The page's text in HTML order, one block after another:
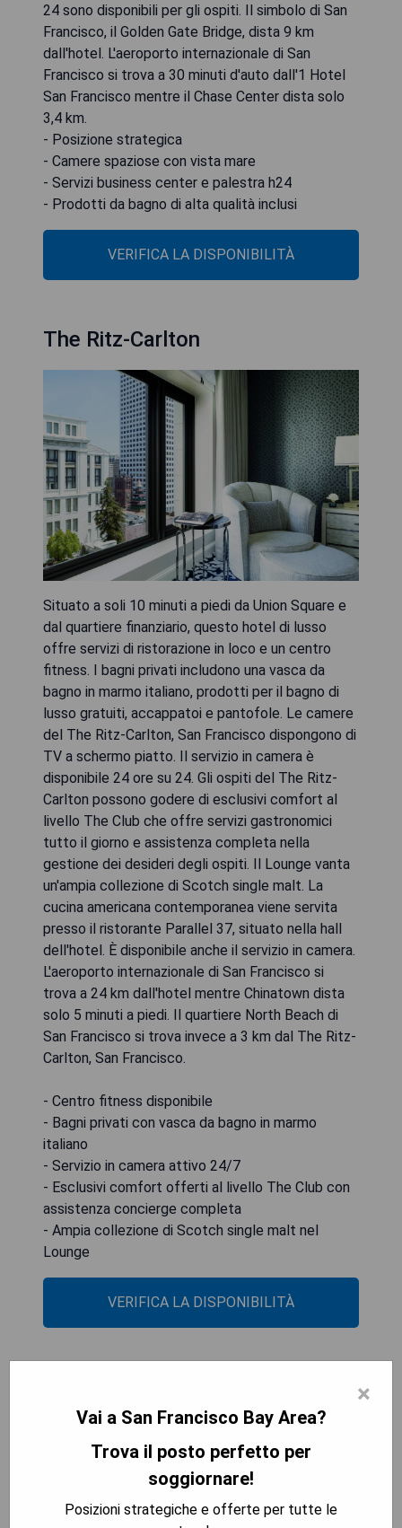
24 sono disponibili per gli ospiti. Il simbolo di San
Francisco, il Golden Gate Bridge, dista 9 km
dall'hotel. L'aeroporto internazionale di San
Francisco si trova a 30 minuti d'auto dall'1 Hotel
San Francisco mentre il Chase Center dista solo
3,4 km.
- Posizione strategica
- Camere spaziose con vista mare
- Servizi business center e palestra h24
- Prodotti da bagno di alta qualità inclusi
VERIFICA LA DISPONIBILITÀ
The Ritz-Carlton
Situato a soli 10 minuti a piedi da Union Square e
dal quartiere finanziario, questo hotel di lusso
offre servizi di ristorazione in loco e un centro
fitness. I bagni privati includono una vasca da
bagno in marmo italiano, prodotti per il bagno di
lusso gratuiti, accappatoi e pantofole. Le camere
del The Ritz-Carlton, San Francisco dispongono di
TV a schermo piatto. Il servizio in camera è
disponibile 24 ore su 24. Gli ospiti del The Ritz-
Carlton possono godere di esclusivi comfort al
livello The Club che offre servizi gastronomici
tutto il giorno e assistenza completa nella
gestione dei desideri degli ospiti. Il Lounge vanta
un'ampia collezione di Scotch single malt. La
cucina americana contemporanea viene servita
presso il ristorante Parallel 37, situato nella hall
dell'hotel. È disponibile anche il servizio in camera.
L'aeroporto internazionale di San Francisco si
trova a 24 km dall'hotel mentre Chinatown dista
solo 5 minuti a piedi. Il quartiere North Beach di
San Francisco si trova invece a 3 km dal The Ritz-
Carlton, San Francisco.
- Centro fitness disponibile
- Bagni privati con vasca da bagno in marmo
italiano
- Servizio in camera attivo 24/7
- Esclusivi comfort offerti al livello The Club con
assistenza concierge completa
- Ampia collezione di Scotch single malt nel
Lounge
VERIFICA LA DISPONIBILITÀ
×
Vai a San Francisco Bay Area?
Trova il posto perfetto per
soggiornare!
Posizioni strategiche e offerte per tutte le